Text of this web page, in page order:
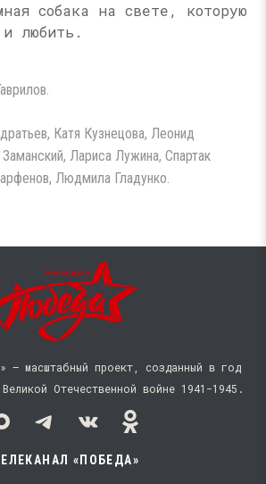
собака на свете, которую
любить.
Катя Кузнецова, Леонид
Лариса Лужина, Спартак
Людмила Гладунко.
— масштабный проект, созданный в год
Отечественной войне 1941−1945.
«ПОБЕДА»